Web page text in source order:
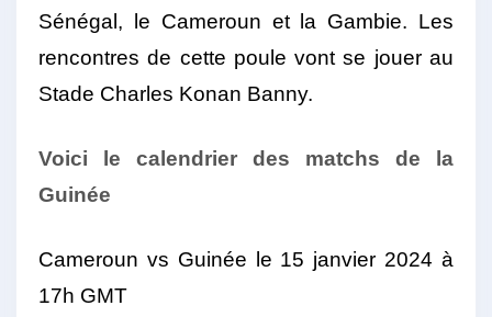
Sénégal, le Cameroun et la Gambie. Les
rencontres de cette poule vont se jouer au
Stade Charles Konan Banny.
Voici le calendrier des matchs de la
Guinée
Cameroun vs Guinée le 15 janvier 2024 à
17h GMT